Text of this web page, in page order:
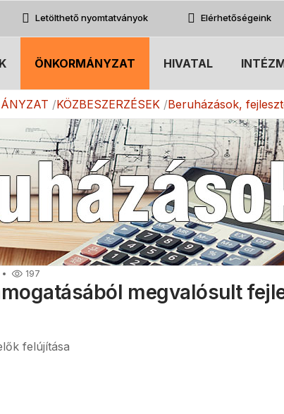
Letölthető nyomtatványok Elérhetőségeink
ÖNKORMÁNYZAT HIVATAL
KÖZBESZERZÉSEK Beruházások,
197
megvalósult
felújítása